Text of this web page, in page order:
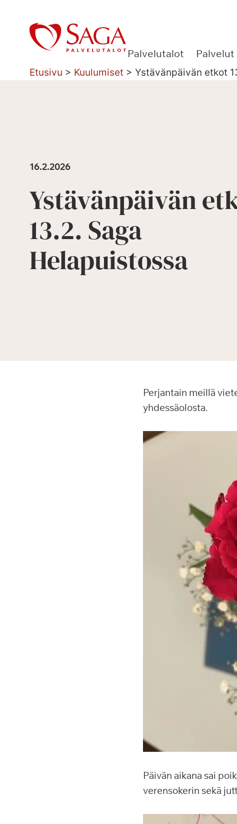
sisältöön
Palvelutalot Palvelut
Etusivu > Kuulumiset > Ystävänpäivän etkot
16.2.2026
Ystävänpäivän
13.2. Saga
Helapuistossa
Perjantain meillä
yhdessäolosta.
Päivän aikana sai
verensokerin sekä